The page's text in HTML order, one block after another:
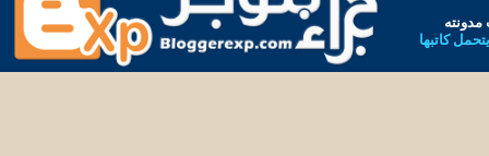
مدونته
كاتبها